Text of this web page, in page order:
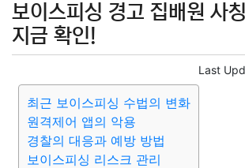
질병 가요 방송 일상 주식 암호
미용
요리 상품리뷰 원예 금융
대출 자동차 취미 여행
보이스피싱 경고 집배원 사
지금 확인!
Last
최근 보이스피싱 수법의 변화
원격제어 앱의 악용
경찰의 대응과 예방 방법
보이스피싱 리스크 관리